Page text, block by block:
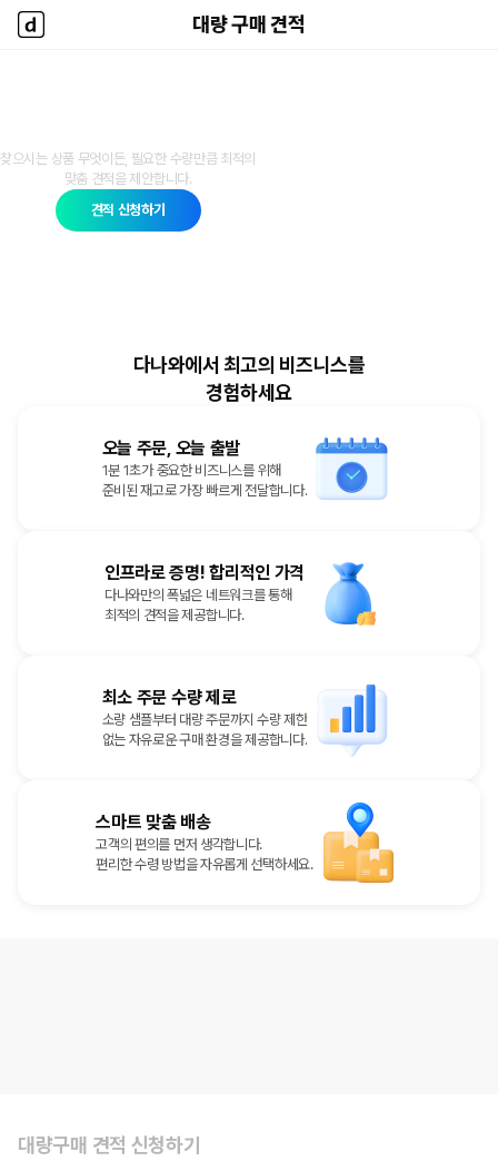
대량 구매 견적
다나와 홈
대량 구매 견적
찾으시는 상품 무엇이든, 필요한 수량만큼 최적의
맞춤 견적을 제안합니다.
견적 신청하기
다나와에서 최고의 비즈니스를
경험하세요
오늘 주문, 오늘 출발
1분 1초가 중요한 비즈니스를 위해
준비된 재고로 가장 빠르게 전달합니다.
인프라로 증명! 합리적인 가격
다나와만의 폭넓은 네트워크를 통해
최적의 견적을 제공합니다.
최소 주문 수량 제로
소량 샘플부터 대량 주문까지 수량 제한
없는 자유로운 구매 환경을 제공합니다.
스마트 맞춤 배송
고객의 편의를 먼저 생각합니다.
편리한 수령 방법을 자유롭게 선택하세요.
대량구매 견적 신청하기